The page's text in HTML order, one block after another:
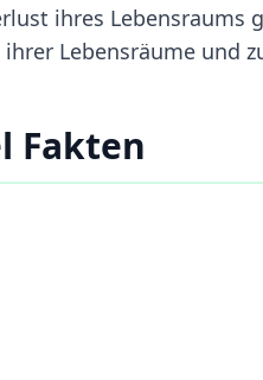
ihres Lebensraums
Lebensräume und
Fakten